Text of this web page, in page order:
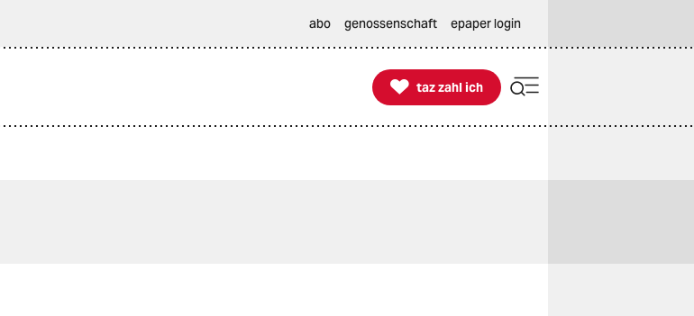
abo genossenschaft epaper login

taz zahl ich
taz zahl ich